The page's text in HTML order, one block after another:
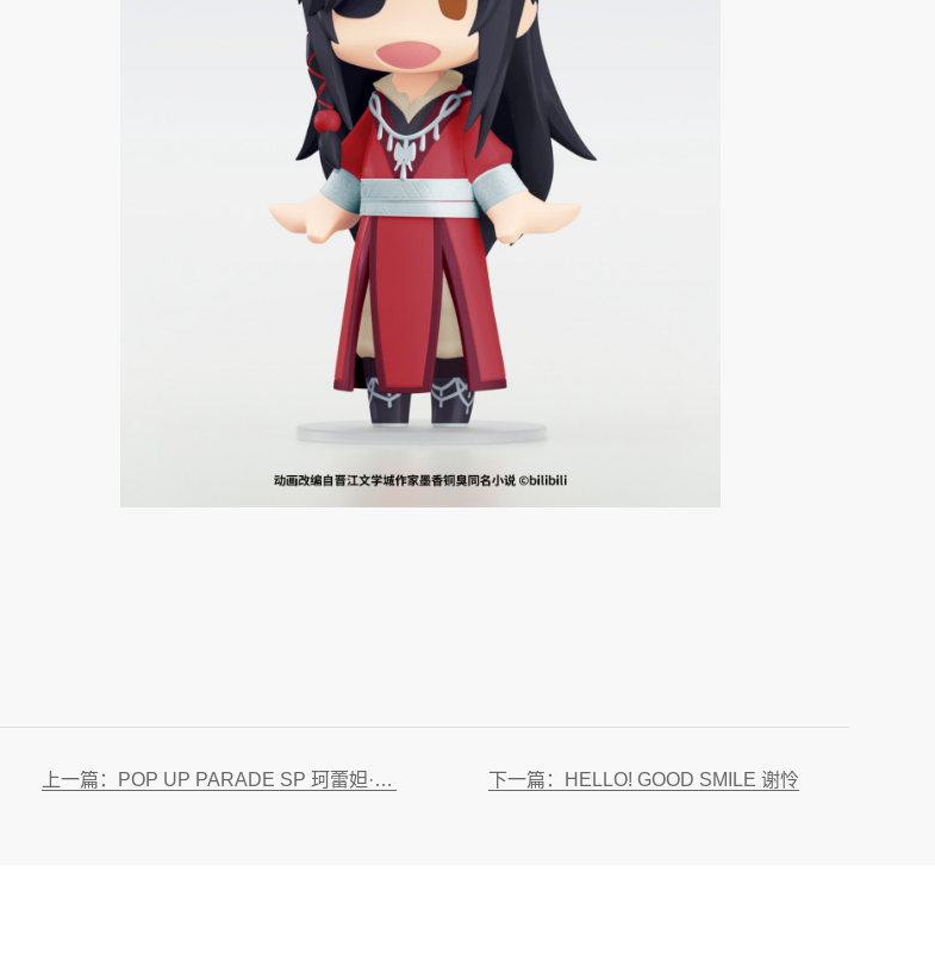
上一篇：POP UP PARADE SP 珂蕾妲·贝洛伯格 下一篇：HELLO! GOOD SMILE 谢怜